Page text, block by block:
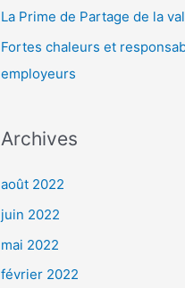
rLa Prime de Partage de la
Fortes chaleurs et
employeurs
Archives
août 2022
juin 2022
mai 2022
février 2022